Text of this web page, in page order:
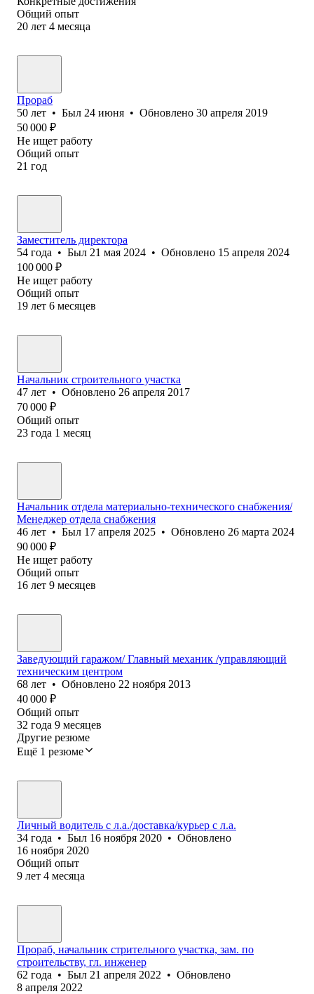
Общий опыт
20 лет 4 месяца
Прораб
50 лет • Был 24 июня • Обновлено 30 апреля 2019
50 000 ₽
Не ищет работу
Общий опыт
21 год
Заместитель директора
54 года • Был 21 мая 2024 • Обновлено 15 апреля 2024
100 000 ₽
Не ищет работу
Общий опыт
19 лет 6 месяцев
Начальник строительного участка
47 лет • Обновлено 26 апреля 2017
70 000 ₽
Общий опыт
23 года 1 месяц
Начальник отдела материально-технического снабжения/
Менеджер отдела снабжения
46 лет • Был 17 апреля 2025 • Обновлено 26 марта 2024
90 000 ₽
Не ищет работу
Общий опыт
16 лет 9 месяцев
Заведующий гаражом/ Главный механик /управляющий
техническим центром
68 лет • Обновлено 22 ноября 2013
40 000 ₽
Общий опыт
32 года 9 месяцев
Другие резюме
Ещё 1 резюме
Личный водитель с л.а./доставка/курьер с л.а.
34 года • Был 16 ноября 2020 • Обновлено
16 ноября 2020
Общий опыт
9 лет 4 месяца
Прораб, начальник стрительного участка, зам. по
строительству, гл. инженер
62 года • Был 21 апреля 2022 • Обновлено
8 апреля 2022